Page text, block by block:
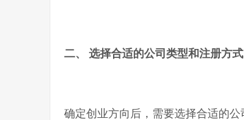
二、 选择合适的公司类型和注册方式
确定创业方向后，需要选择合适的